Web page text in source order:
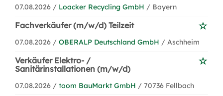
07.08.2026 / Loacker Recycling GmbH / Bayern
Fachverkäufer (m/w/d) Teilzeit
07.08.2026 / OBERALP Deutschland GmbH / Aschheim
Verkäufer Elektro- /
Sanitärinstallationen (m/w/d)
07.08.2026 / toom BauMarkt GmbH / 70736 Fellbach